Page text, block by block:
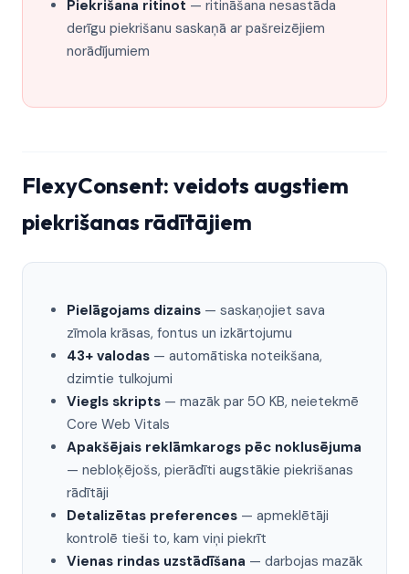
Piekrišana ritinot — ritināšana nesastāda
derīgu piekrišanu saskaņā ar pašreizējiem
norādījumiem
FlexyConsent: veidots augstiem
piekrišanas rādītājiem
Pielāgojams dizains — saskaņojiet sava
zīmola krāsas, fontus un izkārtojumu
43+ valodas — automātiska noteikšana,
dzimtie tulkojumi
Viegls skripts — mazāk par 50 KB, neietekmē
Core Web Vitals
Apakšējais reklāmkarogs pēc noklusējuma
— nebloķējošs, pierādīti augstākie piekrišanas
rādītāji
Detalizētas preferences — apmeklētāji
kontrolē tieši to, kam viņi piekrīt
Vienas rindas uzstādīšana — darbojas mazāk